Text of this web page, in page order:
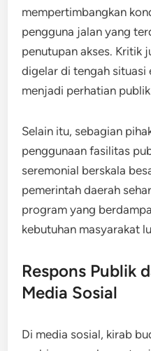
mempertimbangkan
pengguna jalan yang
penutupan akses. Kritik
digelar di tengah situasi
menjadi perhatian
Selain itu, sebagian
penggunaan fasilitas
seremonial berskala
pemerintah daerah
program yang
kebutuhan masyarakat
Respons Publik
Media Sosial
Di media sosial, kirab